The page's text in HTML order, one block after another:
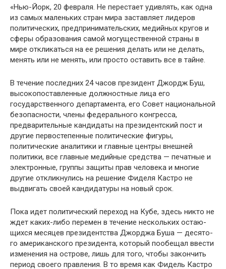
«Нью-Йорк, 20 февраля. Не перестает удивлять, как одна
из самых маленьких стран мира заставляет лидеров
политических, предпринимательских, медийных кругов и
сферы образования самой могущественной страны в
мире откликаться на ее решения делать или не делать,
менять или не менять, или просто оставить все в тайне.
В течение последних 24 часов президент Джордж Буш,
высокопоставленные должностные лица его
государствен­ного департамента, его Совет национальной
безопасности, члены федерального конгресса,
предварительные кандида­ты на президентский пост и
другие первостепенные поли­тические фигуры,
политические аналитики и главные цен­тры внешней
политики, все главные медийные средства — печатные и
электронные, группы защиты прав человека и многие
другие откликнулись на решение Фиделя Кастро не
выдвигать своей кандидатуры на новый срок.
Пока идет политический переход на Кубе, здесь никто не
ждет каких-либо перемен в течение нескольких остаю­
щихся месяцев президентства Джорджа Буша — десято­
го американского президента, который пообещал ввести
изменения на острове, лишь для того, чтобы закончить
период своего правления. В то время как Фидель Кастро